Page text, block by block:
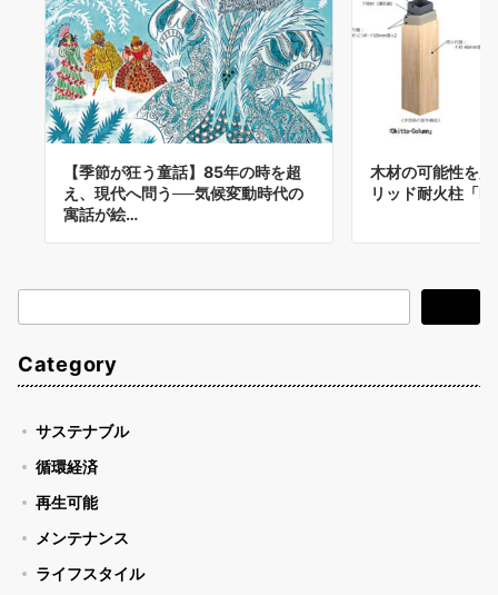
【季節が狂う童話】85年の時を超
え、現代へ問う──気候変動時代の
寓話が絵…
木材の可能性を
リッド耐火柱「
索
Category
サステナブル
循環経済
再生可能
メンテナンス
ライフスタイル